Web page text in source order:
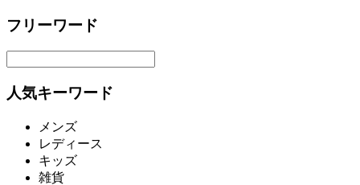
フリーワード
人気キーワード
メンズ
レディース
キッズ
雑貨